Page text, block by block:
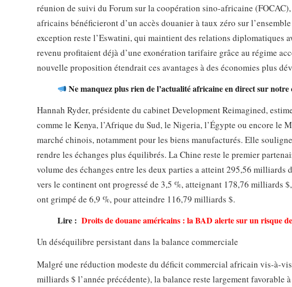
réunion de suivi du Forum sur la coopération sino-africaine
africains bénéficieront d’un accès douanier à taux zéro sur
exception reste l’Eswatini, qui maintient des relations diplomatiques
revenu profitaient déjà d’une exonération tarifaire grâce au régime
nouvelle proposition étendrait ces avantages à des économies plus
Ne manquez plus rien de l’actualité africaine en direct sur
Hannah Ryder, présidente du cabinet Development Reimagined,
comme le Kenya, l’Afrique du Sud, le Nigeria, l’Égypte ou encore le
marché chinois, notamment pour les biens manufacturés. Elle
rendre les échanges plus équilibrés. La Chine reste le premier
volume des échanges entre les deux parties a atteint 295,56
vers le continent ont progressé de 3,5 %, atteignant 178,76 milliards
ont grimpé de 6,9 %, pour atteindre 116,79 milliards $.
Lire : Droits de douane américains : la BAD alerte sur un risque
Un déséquilibre persistant dans la balance commerciale
Malgré une réduction modeste du déficit commercial africain vis-à-
milliards $ l’année précédente), la balance reste largement favorable